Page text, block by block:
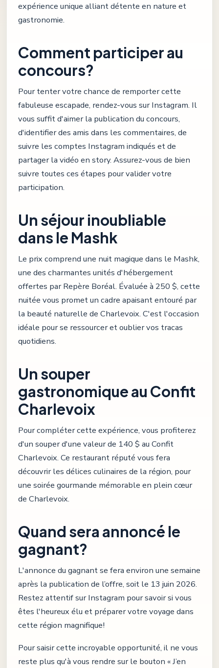
expérience unique alliant détente en nature et
gastronomie.
Comment participer au
concours?
Pour tenter votre chance de remporter cette
fabuleuse escapade, rendez-vous sur Instagram. Il
vous suffit d'aimer la publication du concours,
d'identifier des amis dans les commentaires, de
suivre les comptes Instagram indiqués et de
partager la vidéo en story. Assurez-vous de bien
suivre toutes ces étapes pour valider votre
participation.
Un séjour inoubliable
dans le Mashk
Le prix comprend une nuit magique dans le Mashk,
une des charmantes unités d'hébergement
offertes par Repère Boréal. Évaluée à 250 $, cette
nuitée vous promet un cadre apaisant entouré par
la beauté naturelle de Charlevoix. C'est l'occasion
idéale pour se ressourcer et oublier vos tracas
quotidiens.
Un souper
gastronomique au Confit
Charlevoix
Pour compléter cette expérience, vous profiterez
d'un souper d'une valeur de 140 $ au Confit
Charlevoix. Ce restaurant réputé vous fera
découvrir les délices culinaires de la région, pour
une soirée gourmande mémorable en plein cœur
de Charlevoix.
Quand sera annoncé le
gagnant?
L'annonce du gagnant se fera environ une semaine
après la publication de l’offre, soit le 13 juin 2026.
Restez attentif sur Instagram pour savoir si vous
êtes l'heureux élu et préparer votre voyage dans
cette région magnifique!
Pour saisir cette incroyable opportunité, il ne vous
reste plus qu'à vous rendre sur le bouton « J’en